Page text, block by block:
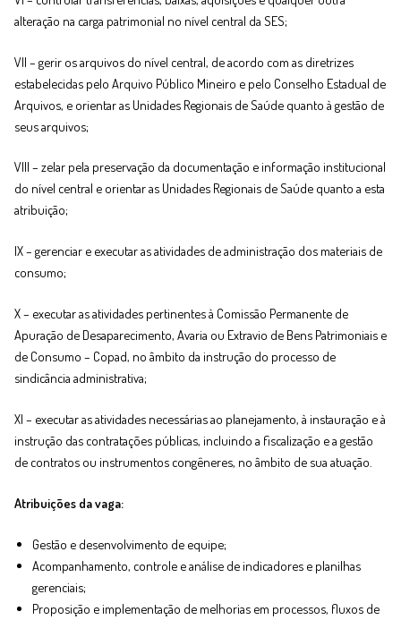
alteração na carga patrimonial no nível central da SES;
VII – gerir os arquivos do nível central, de acordo com as diretrizes
estabelecidas pelo Arquivo Público Mineiro e pelo Conselho Estadual de
Arquivos, e orientar as Unidades Regionais de Saúde quanto à gestão de
seus arquivos;
VIII – zelar pela preservação da documentação e informação institucional
do nível central e orientar as Unidades Regionais de Saúde quanto a esta
atribuição;
IX – gerenciar e executar as atividades de administração dos materiais de
consumo;
X – executar as atividades pertinentes à Comissão Permanente de
Apuração de Desaparecimento, Avaria ou Extravio de Bens Patrimoniais e
de Consumo – Copad, no âmbito da instrução do processo de
sindicância administrativa;
XI – executar as atividades necessárias ao planejamento, à instauração e à
instrução das contratações públicas, incluindo a fiscalização e a gestão
de contratos ou instrumentos congêneres, no âmbito de sua atuação.
Atribuições da vaga:
Gestão e desenvolvimento de equipe;
Acompanhamento, controle e análise de indicadores e planilhas
gerenciais;
Proposição e implementação de melhorias em processos, fluxos de